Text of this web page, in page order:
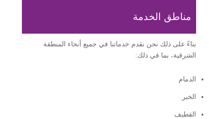
مناطق الخدمة
بناءً على ذلك نحن نقدم خدماتنا في جميع أنحاء المنطقة
الشرقية، بما في ذلك:
الدمام
الخبر
القطيف